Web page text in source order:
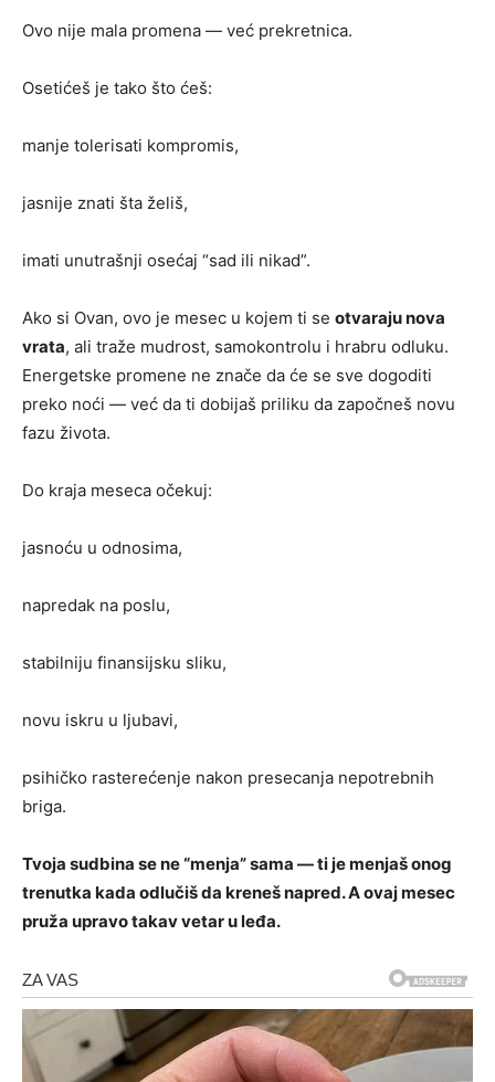
Ovo nije mala promena — već prekretnica.
Osetićeš je tako što ćeš:
manje tolerisati kompromis,
jasnije znati šta želiš,
imati unutrašnji osećaj “sad ili nikad”.
Ako si Ovan, ovo je mesec u kojem ti se otvaraju nova
vrata, ali traže mudrost, samokontrolu i hrabru odluku.
Energetske promene ne znače da će se sve dogoditi
preko noći — već da ti dobijaš priliku da započneš novu
fazu života.
Do kraja meseca očekuj:
jasnoću u odnosima,
napredak na poslu,
stabilniju finansijsku sliku,
novu iskru u ljubavi,
psihičko rasterećenje nakon presecanja nepotrebnih
briga.
Tvoja sudbina se ne “menja” sama — ti je menjaš onog
trenutka kada odlučiš da kreneš napred. A ovaj mesec
pruža upravo takav vetar u leđa.